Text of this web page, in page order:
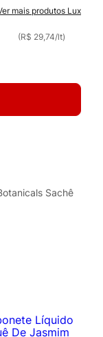
Lux
(R$ 29,74/lt)
Sachê